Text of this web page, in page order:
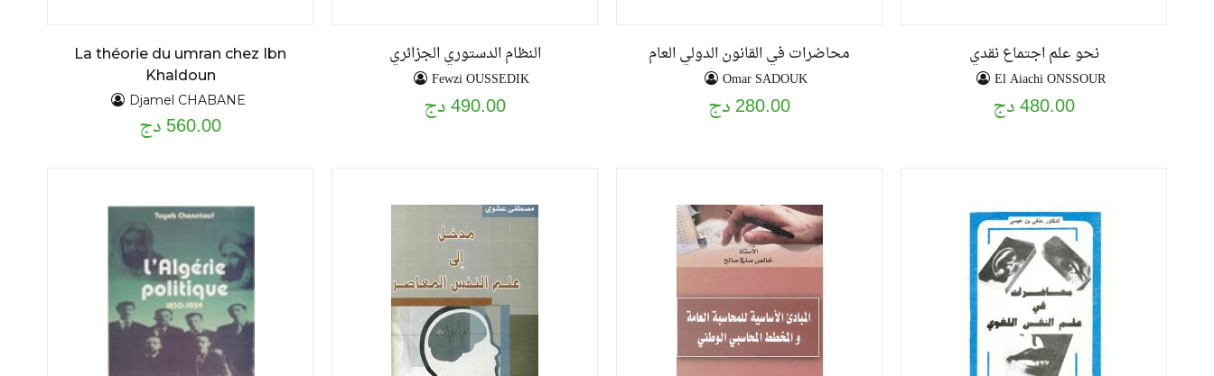
نحو علم اجتماع نقدي
El Aiachi ONSSOUR
480.00 دج
محاضرات في القانون الدولي العام
Omar SADOUK
280.00 دج
النظام الدستوري الجزائري
Fewzi OUSSEDIK
490.00 دج
La théorie du umran chez Ibn
Khaldoun
Djamel CHABANE
560.00 دج